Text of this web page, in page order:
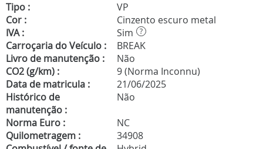
Tipo :
VP
Cor :
Cinzento escuro metal
IVA :
Sim ?
Carroçaria do Veículo :
BREAK
Livro de manutenção :
Não
CO2 (g/km) :
9 (Norma Inconnu)
Data de matricula :
21/06/2025
Histórico de
manutenção :
Não
Norma Euro :
NC
Quilometragem :
34908